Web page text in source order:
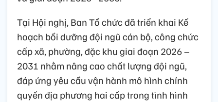
Tại Hội nghị, Ban Tổ chức đã triển khai Kế
hoạch bồi dưỡng đội ngũ cán bộ, công chức
cấp xã, phường, đặc khu giai đoạn 2026 –
2031 nhằm nâng cao chất lượng đội ngũ,
đáp ứng yêu cầu vận hành mô hình chính
quyền địa phương hai cấp trong tình hình